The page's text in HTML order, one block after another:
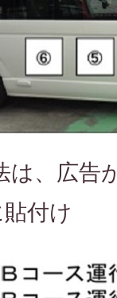
は、広告
付け